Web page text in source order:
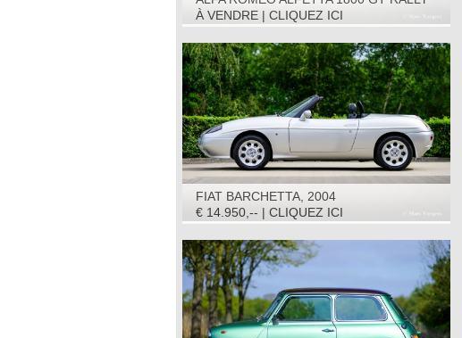
CAR, 1975
À VENDRE | CLIQUEZ ICI
FIAT BARCHETTA, 2004
€ 14.950,-- | CLIQUEZ ICI